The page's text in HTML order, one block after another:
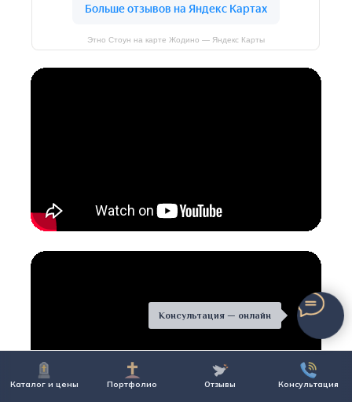
Каталог и цены Портфолио Отзывы Консультация
Консультация — онлайн
Этно Стоун на карте Жодино — Яндекс Карты